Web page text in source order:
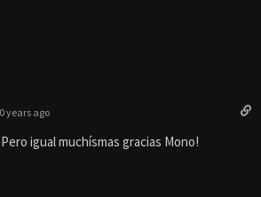
years ago
igual muchísmas gracias Mono!